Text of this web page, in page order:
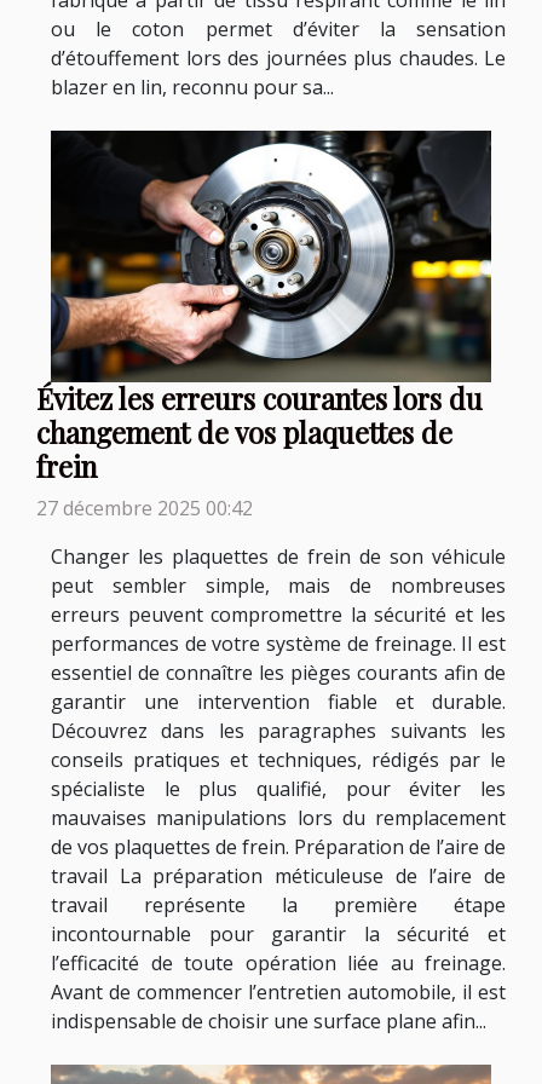
ou le coton permet d’éviter la sensation
d’étouffement lors des journées plus chaudes. Le
blazer en lin, reconnu pour sa...
Évitez les erreurs courantes lors du
changement de vos plaquettes de
frein
27 décembre 2025 00:42
Changer les plaquettes de frein de son véhicule
peut sembler simple, mais de nombreuses
erreurs peuvent compromettre la sécurité et les
performances de votre système de freinage. Il est
essentiel de connaître les pièges courants afin de
garantir une intervention fiable et durable.
Découvrez dans les paragraphes suivants les
conseils pratiques et techniques, rédigés par le
spécialiste le plus qualifié, pour éviter les
mauvaises manipulations lors du remplacement
de vos plaquettes de frein. Préparation de l’aire de
travail La préparation méticuleuse de l’aire de
travail représente la première étape
incontournable pour garantir la sécurité et
l’efficacité de toute opération liée au freinage.
Avant de commencer l’entretien automobile, il est
indispensable de choisir une surface plane afin...